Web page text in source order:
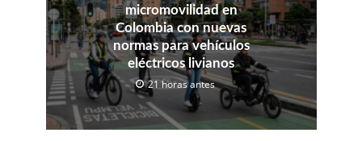
micromovilidad en
Colombia con nuevas
normas para vehículos
eléctricos livianos
21 horas antes